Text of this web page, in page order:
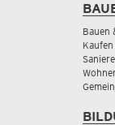
Bauen